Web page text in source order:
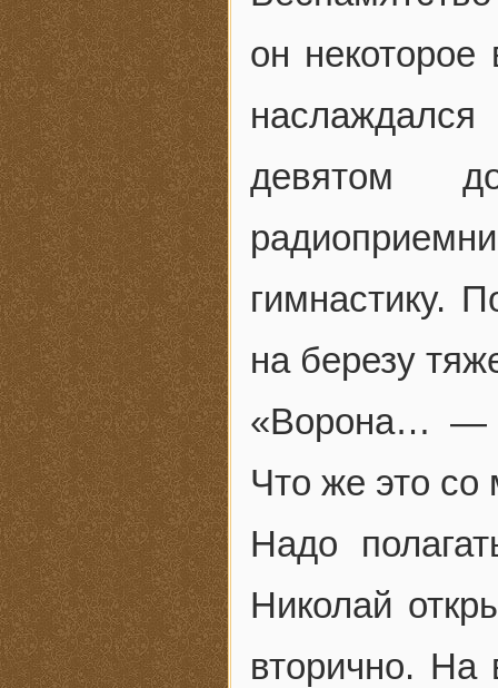
он
девятом
гимнастику.
на березу
«Ворона… —
Что же это со
Надо
Николай
вторично. На